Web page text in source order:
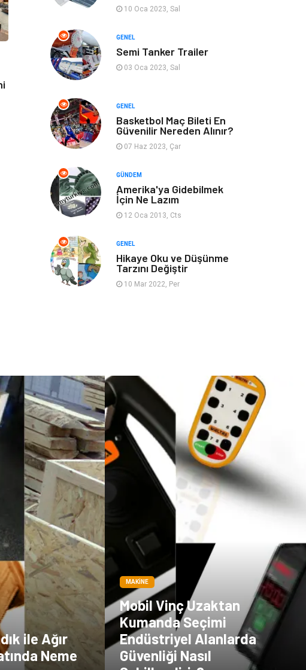
Bebek Giyim Moda
Blogroll
Markalar Bilet
Tarih Spor Malzemeleri
10 Oca 2023, Sal
GENEL
Semi Tanker Trailer
03 Oca 2023, Sal
GENEL
Basketbol Maç Bileti En
Güvenilir Nereden Alınır?
07 Haz 2023, Çar
GÜNDEM
Amerika'ya Gidebilmek
İçin Ne Lazım
12 Oca 2013, Cts
GENEL
Hikaye Oku ve Düşünme
Tarzını Değiştir
10 Mar 2022, Per
ile Ağır
Neme
MAKINE
Mobil Vinç Uzaktan
Kumanda Seçimi
Endüstriyel Alanlarda
Güvenliği Nasıl